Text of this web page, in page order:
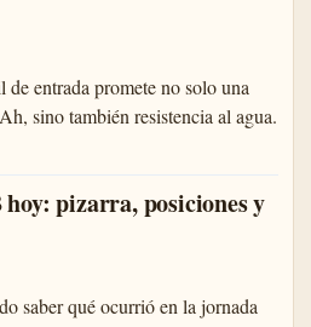
entrada promete no solo una
sino también resistencia al agua.
pizarra, posiciones y
saber qué ocurrió en la jornada